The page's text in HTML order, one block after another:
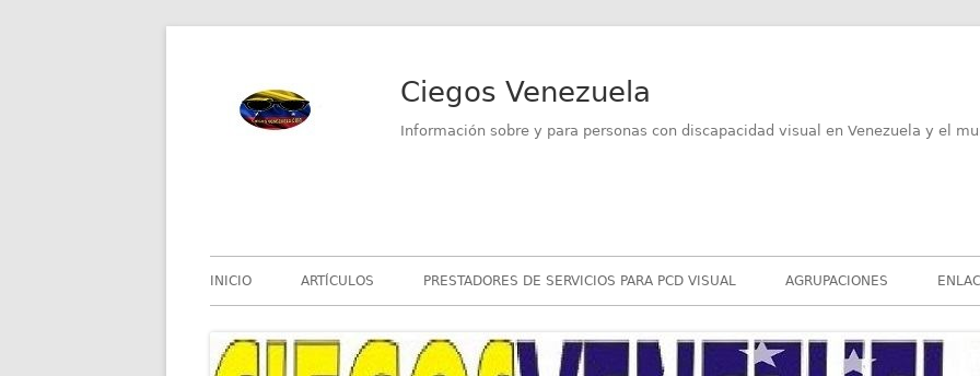
Ciegos Venezuela
Información sobre y para personas con discapacidad visual en Venezuela y el
Menú
INICIO ARTÍCULOS PRESTADORES DE SERVICIOS PARA PCD VISUAL AGRUPACIONES